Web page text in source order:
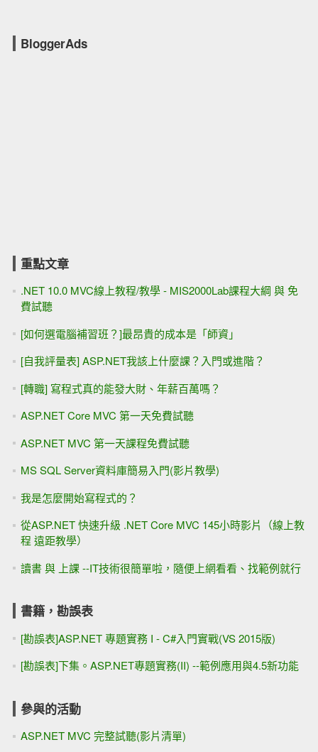
BloggerAds
重點文章
.NET 10.0 MVC線上教程/教學 - MIS2000Lab課程大綱 與 免
費試聽
[如何選電腦補習班？]最昂貴的成本是「師資」
[自我評量表] ASP.NET我該上什麼課？入門或進階？
[轉職] 寫程式真的能發大財、年薪百萬嗎？
ASP.NET Core MVC 第一天免費試聽
ASP.NET MVC 第一天課程免費試聽
MS SQL Server資料庫簡易入門(影片教學)
我是怎麼開始寫程式的？
從ASP.NET 快速升級 .NET Core MVC 145小時影片（線上教
程 遠距教學）
讀書 與 上課 --IT技術很簡單啦，隨便上網看看、找範例就行
書籍，勘誤表
[勘誤表]ASP.NET 專題實務 I - C#入門實戰(VS 2015版)
[勘誤表]下集。ASP.NET專題實務(II) --範例應用與4.5新功能
參與的活動
ASP.NET MVC 完整試聽(影片清單)